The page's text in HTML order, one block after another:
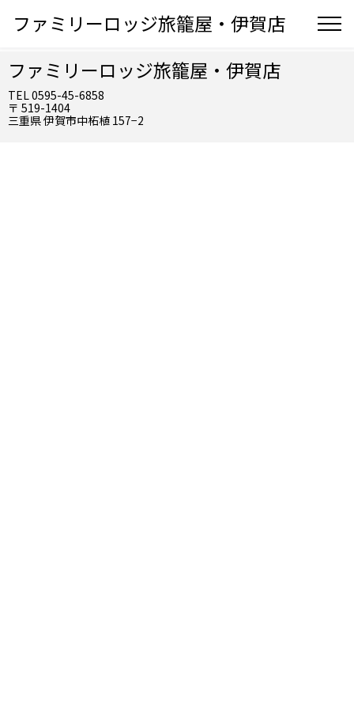
ファミリーロッジ旅籠屋・伊賀店
ファミリーロッジ旅籠屋・伊賀店
TEL 0595-45-6858
〒 519-1404
三重県 伊賀市中柘植 157−2